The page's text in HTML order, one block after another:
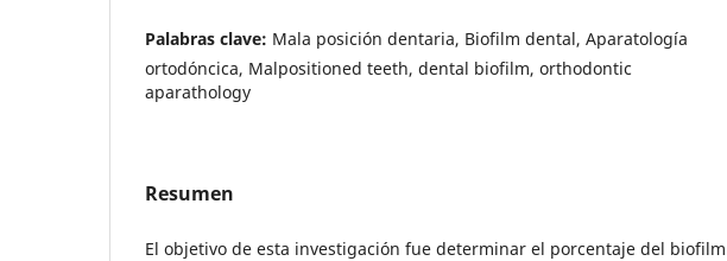
Palabras clave: Mala posición dentaria, Biofilm dental, Aparatología
ortodóncica, Malpositioned teeth, dental biofilm, orthodontic
aparathology
Resumen
El objetivo de esta investigación fue determinar el porcentaje del biofilm